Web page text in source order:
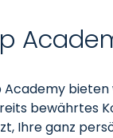
Academy bieten
bewährtes
Ihre ganz